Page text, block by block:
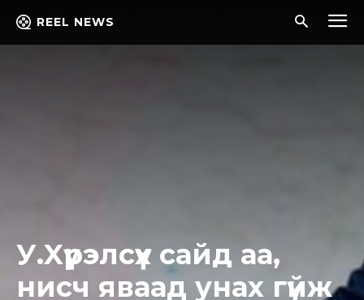
REEL NEWS
У.Xүрэлсүх сайд аа,
нисч яваад унах гүйж